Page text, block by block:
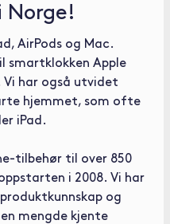
Norge!
AirPods og Mac.
smartklokken Apple
Vi har også utvidet
hjemmet, som ofte
iPad.
tilbehør til over 850
i 2008. Vi har
og
mengde kjente